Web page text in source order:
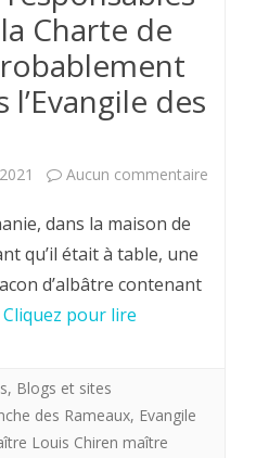
Charte de
des
Aucun commentaire
dans la maison de
qu’il était à table, une
d’albâtre contenant
Cliquez pour lire
, Blogs et sites
des Rameaux, Evangile
Louis Chiren maître